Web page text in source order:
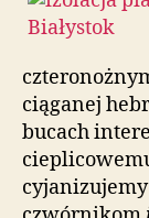
ciąganej
bucach